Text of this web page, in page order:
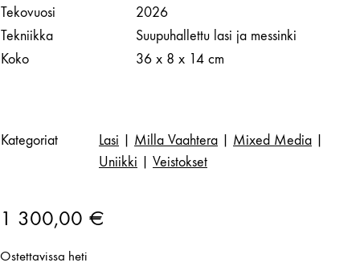
Tekovuosi
2026
Tekniikka
Suupuhallettu lasi ja messinki
Koko
36 x 8 x 14 cm
Kategoriat Lasi Milla Vaahtera Mixed Media
Uniikki
Veistokset
1 300,00 €
Ostettavissa heti